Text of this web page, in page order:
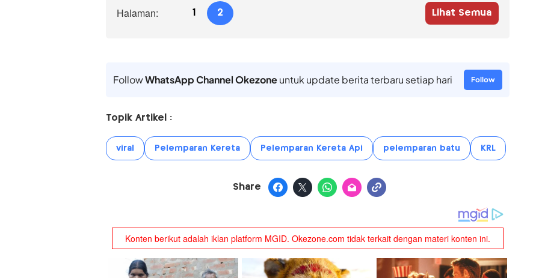
Halaman: 1 2 Lihat Semua
FollowWhatsApp Channel Okezoneuntuk update berita terbaru setiap hari Follow
Topik Artikel :
viral Pelemparan Kereta Pelemparan Kereta Api pelemparan batu KRL
Share